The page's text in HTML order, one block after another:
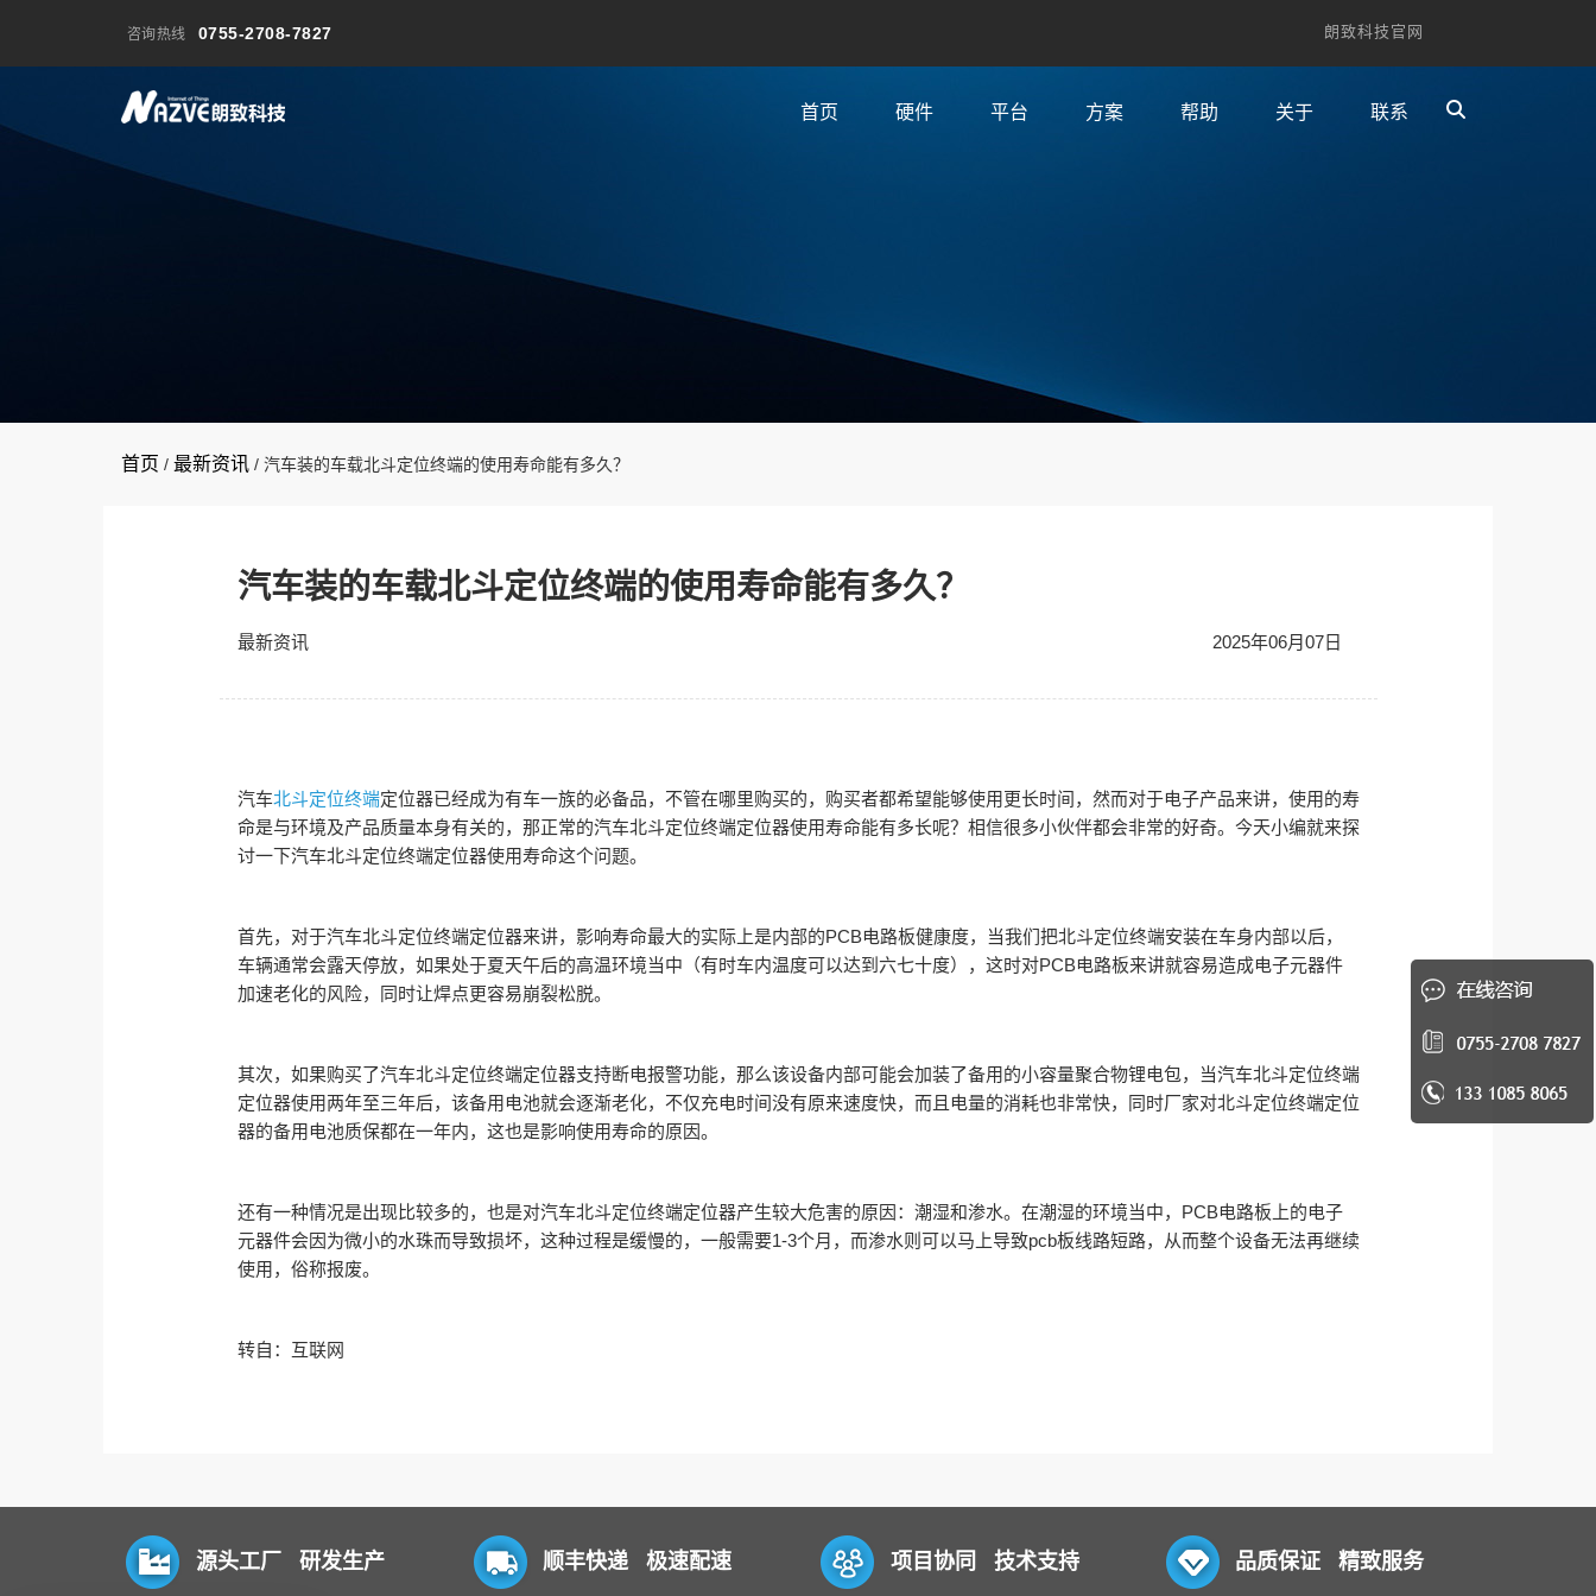
咨询热线 0755-2708-7827 朗致科技官网
首页 硬件 平台 方案 帮助 关于 联系
首页 / 最新资讯 / 汽车装的车载北斗定位终端的使用寿命能有多久？
汽车装的车载北斗定位终端的使用寿命能有多久？
最新资讯 2025年06月07日
汽车北斗定位终端定位器已经成为有车一族的必备品，不管在哪里购买的，购买者都希望能够使用更长时间，然而对于电子产品来讲，使用的寿
命是与环境及产品质量本身有关的，那正常的汽车北斗定位终端定位器使用寿命能有多长呢？相信很多小伙伴都会非常的好奇。今天小编就来探
讨一下汽车北斗定位终端定位器使用寿命这个问题。
首先，对于汽车北斗定位终端定位器来讲，影响寿命最大的实际上是内部的PCB电路板健康度，当我们把北斗定位终端安装在车身内部以后，
车辆通常会露天停放，如果处于夏天午后的高温环境当中（有时车内温度可以达到六七十度），这时对PCB电路板来讲就容易造成电子元器件
加速老化的风险，同时让焊点更容易崩裂松脱。
其次，如果购买了汽车北斗定位终端定位器支持断电报警功能，那么该设备内部可能会加装了备用的小容量聚合物锂电包，当汽车北斗定位终端
定位器使用两年至三年后，该备用电池就会逐渐老化，不仅充电时间没有原来速度快，而且电量的消耗也非常快，同时厂家对北斗定位终端定位
器的备用电池质保都在一年内，这也是影响使用寿命的原因。
还有一种情况是出现比较多的，也是对汽车北斗定位终端定位器产生较大危害的原因：潮湿和渗水。在潮湿的环境当中，PCB电路板上的电子
元器件会因为微小的水珠而导致损坏，这种过程是缓慢的，一般需要1-3个月，而渗水则可以马上导致pcb板线路短路，从而整个设备无法再继续
使用，俗称报废。
转自：互联网
源头工厂 研发生产 顺丰快递 极速配速 项目协同 技术支持 品质保证 精致服务